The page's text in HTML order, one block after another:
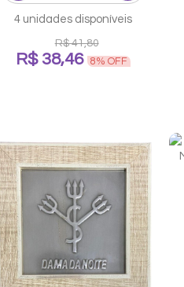
4 unidades disponíveis
R$ 41,80
R$ 38,46 8% OFF